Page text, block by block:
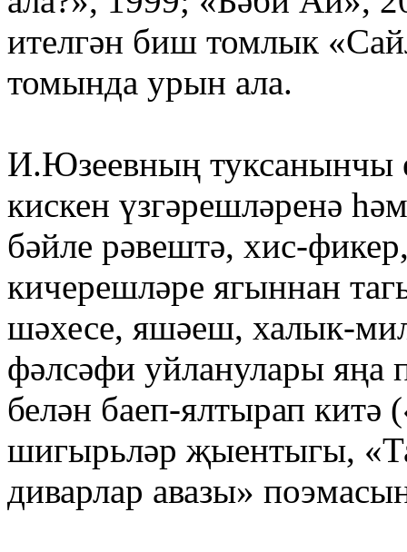
ителгән биш томлык
томында урын ала.
И.Юзеевның туксанынчы
кискен үзгәрешләренә
бәйле рәвештә, хис-
кичерешләре ягыннан
шәхесе, яшәеш, халык-
фәлсәфи уйланулары яңа
белән баеп-ялтырап
шигырьләр җыентыгы,
диварлар авазы»